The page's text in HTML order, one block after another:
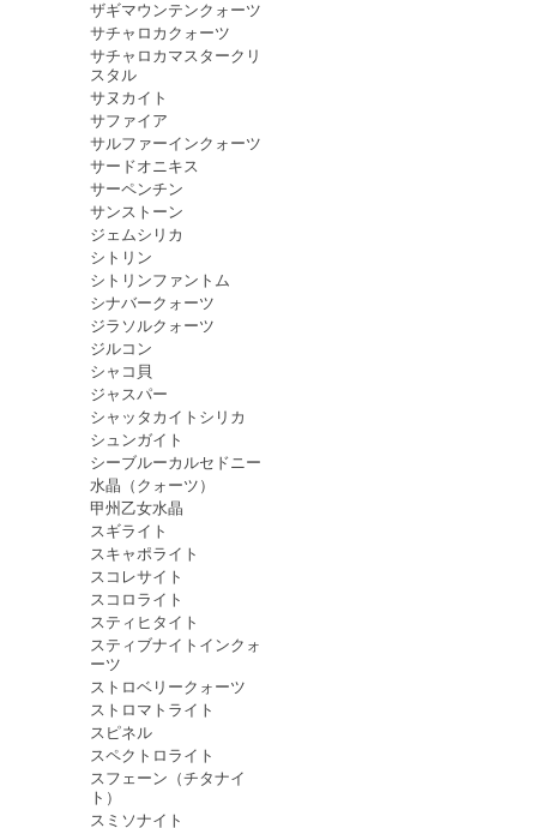
ザギマウンテンクォーツ
サチャロカクォーツ
サチャロカマスタークリ
スタル
サヌカイト
サファイア
サルファーインクォーツ
サードオニキス
サーペンチン
サンストーン
ジェムシリカ
シトリン
シトリンファントム
シナバークォーツ
ジラソルクォーツ
ジルコン
シャコ貝
ジャスパー
シャッタカイトシリカ
シュンガイト
シーブルーカルセドニー
水晶（クォーツ）
甲州乙女水晶
スギライト
スキャポライト
スコレサイト
スコロライト
スティヒタイト
スティブナイトインクォ
ーツ
ストロベリークォーツ
ストロマトライト
スピネル
スペクトロライト
スフェーン（チタナイ
ト）
スミソナイト